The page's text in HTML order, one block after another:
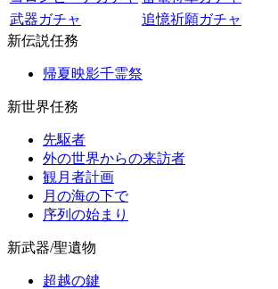
武器ガチャ
追憶祈願ガチャ
新伝説任務
帰夏映影千霊祭
新世界任務
先駆者
外の世界からの来訪者
観月者計画
月の海の下で
序列の始まり
新武器/聖遺物
超越の鍵